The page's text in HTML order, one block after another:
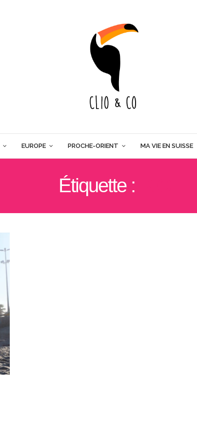
EUROPE PROCHE-ORIENT MA VIE EN SUISSE
Étiquette :